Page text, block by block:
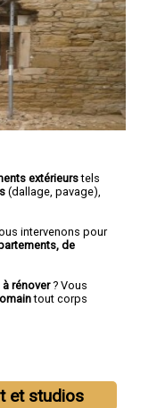
extérieurstels
(dallage, pavage),
intervenons pour
de
rénover? Vous
tout corps
et studios